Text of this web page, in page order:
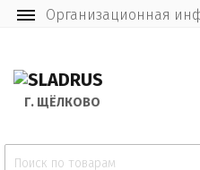
Организационная
Г. ЩЁЛКОВО